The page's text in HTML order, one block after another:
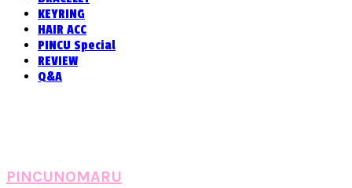
KEYRING
HAIR ACC
PINCU Special
REVIEW
Q&A
PINCUNOMARU